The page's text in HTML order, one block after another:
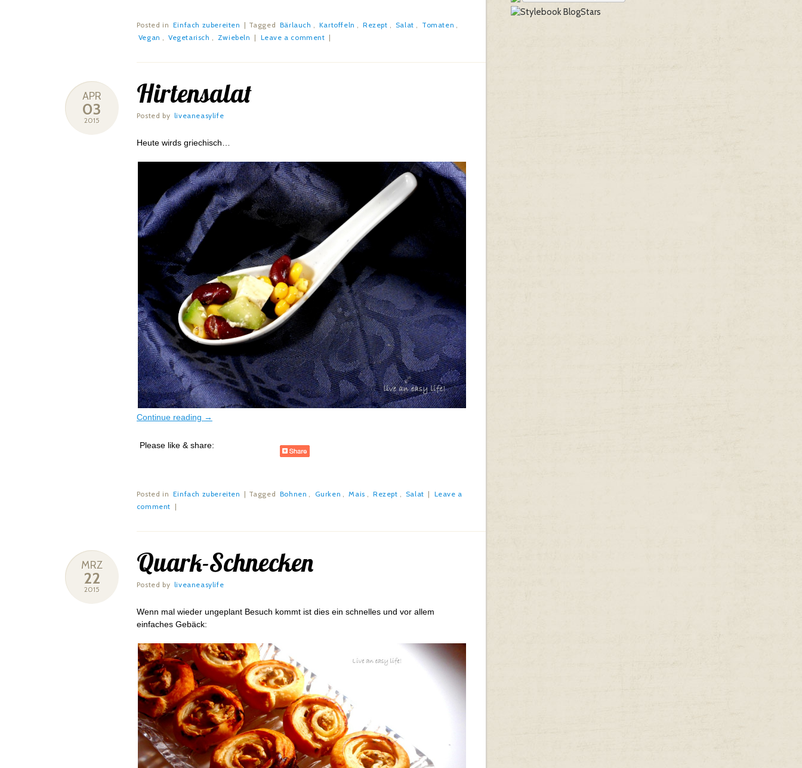
Posted in Einfach zubereiten | Tagged Bärlauch , Kartoffeln , Rezept , Salat , Tomaten ,
Vegan , Vegetarisch , Zwiebeln | Leave a comment |
APR
03
2015
Hirtensalat
Posted by liveaneasylife
Heute wirds griechisch…
Continue reading →
Please like & share:
Posted in Einfach zubereiten | Tagged Bohnen , Gurken , Mais , Rezept , Salat | Leave a
comment |
MRZ
22
2015
Quark-Schnecken
Posted by liveaneasylife
Wenn mal wieder ungeplant Besuch kommt ist dies ein schnelles und vor allem
einfaches Gebäck: